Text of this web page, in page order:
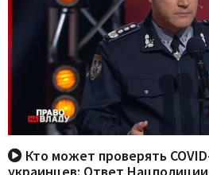
Кто может проверять